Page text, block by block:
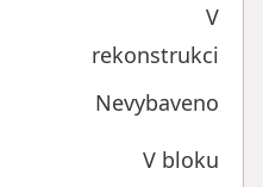
V
rekonstrukci
Nevybaveno
V bloku